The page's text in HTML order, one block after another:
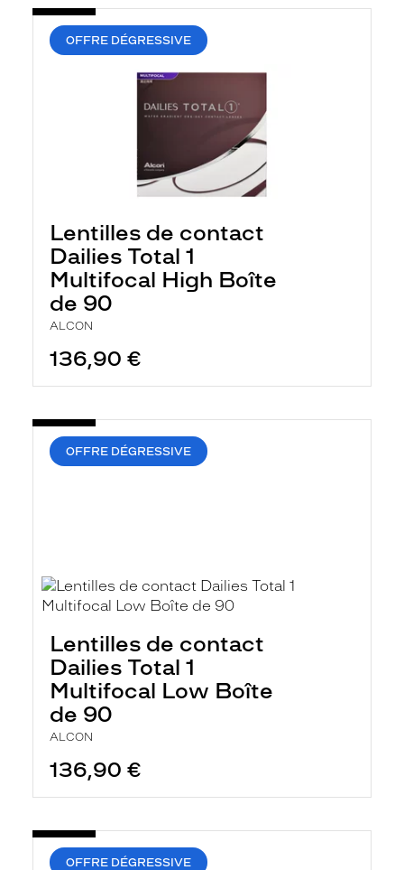
OFFRE DÉGRESSIVE
Lentilles de contact
Dailies Total 1
Multifocal High Boîte
de 90
ALCON
136,90 €
OFFRE DÉGRESSIVE
Lentilles de contact
Dailies Total 1
Multifocal Low Boîte
de 90
ALCON
136,90 €
OFFRE DÉGRESSIVE